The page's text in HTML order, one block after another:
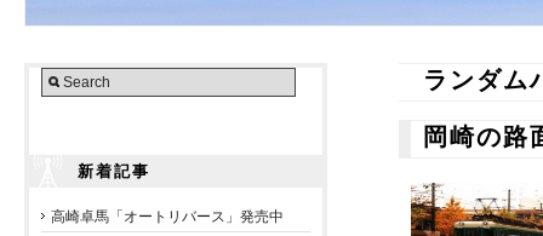
新着記事
高崎卓馬「オートリバース」発売中
ランダム
岡崎の路